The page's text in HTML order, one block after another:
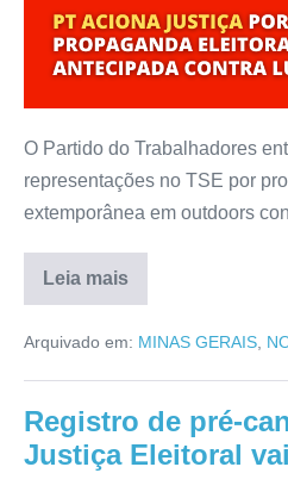
O Partido do Trabalhadores
representações no TSE por
extemporânea em outdoors
Leia mais
Arquivado em: MINAS GERAIS,
Registro de pré-
Justiça Eleitoral